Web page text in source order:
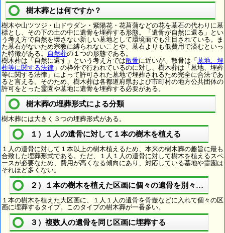
樹木葬とは何ですか？
樹木や山ツツジ・山ドウダン・紫陽花・花菖蒲などの花を墓石の代わりに墓
標とし、その下の土の中に遺骨を埋葬する形態。「遺骨が自然に還る」とい
う考え方で自然を壊さない新しい墓地として環境面でも注目されている。ま
た墓石がないため宗教に縛られないことや、墓石よりも低費用で済むといっ
た特徴がある。 自然葬の１つの形態である。
樹木葬は「自然に還す」という考え方では散骨に近いが、散骨は「 墓地、埋
葬等に関する法律 」の枠外で行われているのに対し、樹木葬は「墓地、埋葬
等に関する法律」によって許可された墓地で埋葬されるため完全に合法であ
ると言える。そのため、樹木葬は各都道府県および市町村の地方公共団体の
許可をとった霊園や墓地に遺骨を埋葬する必要がある。
樹木葬の埋葬形式による分類
樹木葬には大きく３つの埋葬形式がある。
１）１人の遺骨に対して１本の樹木を植える
１人の遺骨に対して１本以上の樹木植えるため、本来の樹木葬の趣旨に最も
合致した埋葬形式である。ただ、１人１人の遺骨に対して樹木を植えるスペ
ースが必要なため、費用が高くなる傾向にあり、対応している墓地や霊園は
それほど多くない。
２）１本の樹木を植えた区画に個々の遺骨を別々に埋葬
１本の樹木を植えた大区画に、１人１人の遺骨を骨壺などに入れて個々の区
画に埋葬するタイプ。このタイプの樹木葬が一番多い。
３）複数人の遺骨を同じ区画に埋葬する